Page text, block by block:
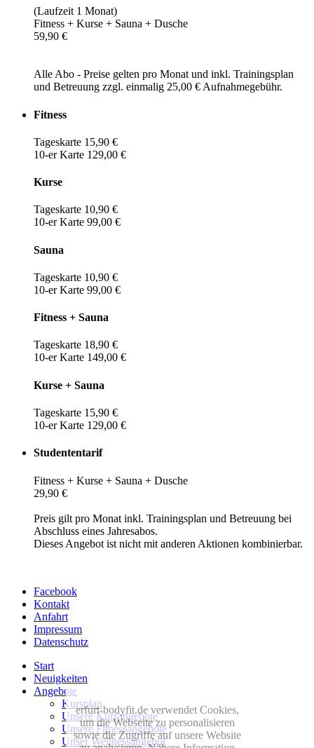
(Laufzeit 1 Monat)
Fitness + Kurse + Sauna + Dusche
59,90 €
Alle Abo - Preise gelten pro Monat und inkl. Trainingsplan
und Betreuung zzgl. einmalig 25,00 € Aufnahmegebühr.
Fitness
Tageskarte 15,90 €
10-er Karte 129,00 €
Kurse
Tageskarte 10,90 €
10-er Karte 99,00 €
Sauna
Tageskarte 10,90 €
10-er Karte 99,00 €
Fitness + Sauna
Tageskarte 18,90 €
10-er Karte 149,00 €
Kurse + Sauna
Tageskarte 15,90 €
10-er Karte 129,00 €
Studententarif
Fitness + Kurse + Sauna + Dusche
29,90 €
Preis gilt pro Monat inkl. Trainingsplan und Betreuung bei
Abschluss eines Jahresabos.
Dieses Angebot ist nicht mit anderen Aktionen kombinierbar.
Facebook
Kontakt
Anfahrt
Impressum
Datenschutz
Start
Neuigkeiten
Angebote
Kursplan
Unsere Kursangebote
Unsere Fitnessangebote
Unser Wellnessangebot
erfurt-bodyfit.de verwendet Cookies,
um die Webseite zu personalisieren
sowie die Zugriffe auf unsere Website